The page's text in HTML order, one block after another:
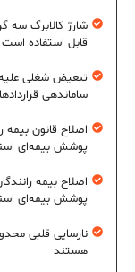
شارژ کالابرگ سه
قابل استفاده است
تبعیض شغلی علیه
ساماندهی
اصلاح قانون
پوشش بیمه‌ای
اصلاح بیمه
پوشش بیمه‌ای
نارسایی قلبی
هستند